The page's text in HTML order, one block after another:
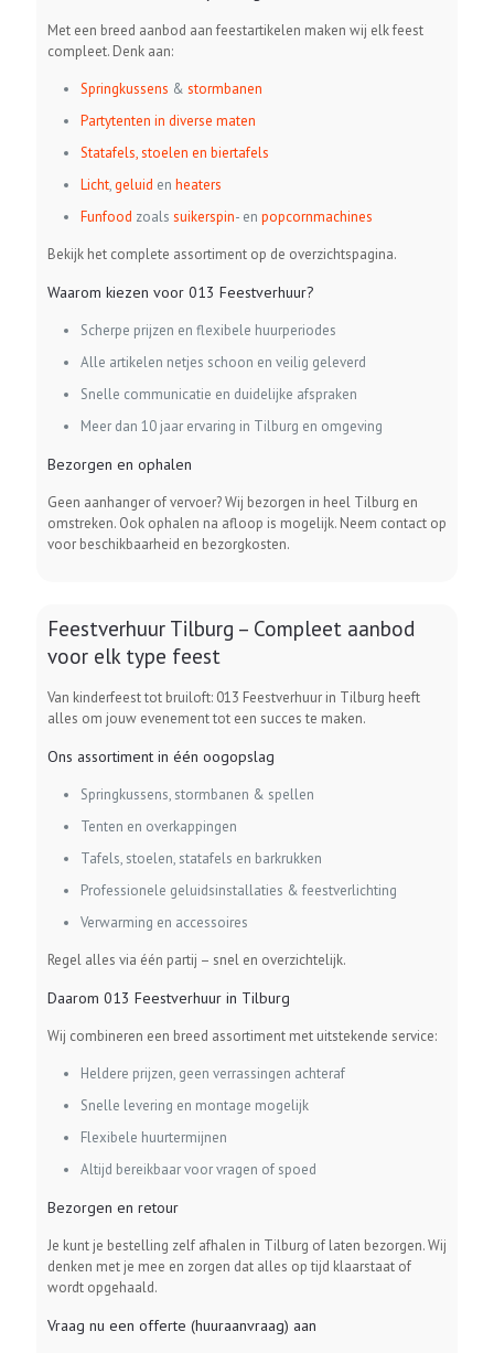
Met een breed aanbod aan feestartikelen maken wij elk feest
compleet. Denk aan:
Springkussens & stormbanen
Partytenten in diverse maten
Statafels, stoelen en biertafels
Licht,geluid en heaters
Funfood zoals suikerspin- en popcornmachines
Bekijk het complete assortiment op de overzichtspagina.
Waarom kiezen voor 013 Feestverhuur?
Scherpe prijzen en flexibele huurperiodes
Alle artikelen netjes schoon en veilig geleverd
Snelle communicatie en duidelijke afspraken
Meer dan 10 jaar ervaring in Tilburg en omgeving
Bezorgen en ophalen
Geen aanhanger of vervoer? Wij bezorgen in heel Tilburg en
omstreken. Ook ophalen na afloop is mogelijk. Neem contact op
voor beschikbaarheid en bezorgkosten.
Feestverhuur Tilburg – Compleet aanbod
voor elk type feest
Van kinderfeest tot bruiloft: 013 Feestverhuur in Tilburg heeft
alles om jouw evenement tot een succes te maken.
Ons assortiment in één oogopslag
Springkussens, stormbanen & spellen
Tenten en overkappingen
Tafels, stoelen, statafels en barkrukken
Professionele geluidsinstallaties & feestverlichting
Verwarming en accessoires
Regel alles via één partij – snel en overzichtelijk.
Daarom 013 Feestverhuur in Tilburg
Wij combineren een breed assortiment met uitstekende service:
Heldere prijzen, geen verrassingen achteraf
Snelle levering en montage mogelijk
Flexibele huurtermijnen
Altijd bereikbaar voor vragen of spoed
Bezorgen en retour
Je kunt je bestelling zelf afhalen in Tilburg of laten bezorgen. Wij
denken met je mee en zorgen dat alles op tijd klaarstaat of
wordt opgehaald.
Vraag nu een offerte (huuraanvraag) aan